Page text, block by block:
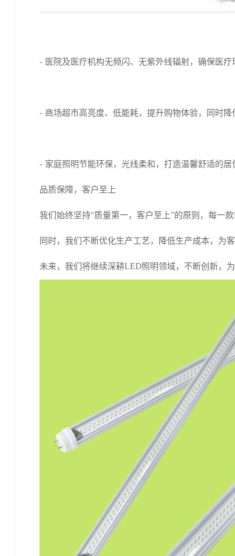
- 医院及医疗机构无频闪、无紫外线辐射，确保医疗
- 商场超市高亮度、低能耗，提升购物体验，同时降
- 家庭照明节能环保，光线柔和，打造温馨舒适的居
品质保障，客户至上
我们始终坚持“质量第一，客户至上”的原则，每一
同时，我们不断优化生产工艺，降低生产成本，为
未来，我们将继续深耕LED照明领域，不断创新，